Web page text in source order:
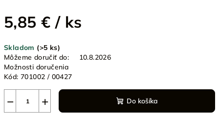
5,85 € / ks
cena:
Skladom (>5 ks)
Môžeme doručiť do:
10.8.2026
Možnosti doručenia
Kód: 701002 / 00427
+
− Do košíka